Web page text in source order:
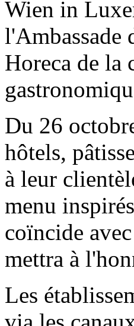
Wien in
l'Ambassade
Horeca de la
Du 26
hôtels,
à leur
menu
coïncide
mettra à
Les